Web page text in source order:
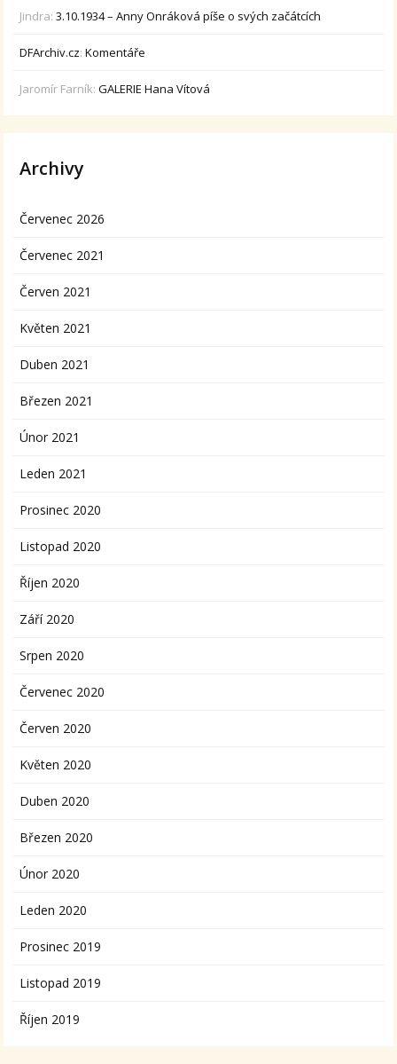
Jindra:3.10.1934 – Anny Onráková píše o svých začátcích
DFArchiv.cz:Komentáře
Jaromír Farník:GALERIE Hana Vítová
Archivy
Červenec 2026
Červenec 2021
Červen 2021
Květen 2021
Duben 2021
Březen 2021
Únor 2021
Leden 2021
Prosinec 2020
Listopad 2020
Říjen 2020
Září 2020
Srpen 2020
Červenec 2020
Červen 2020
Květen 2020
Duben 2020
Březen 2020
Únor 2020
Leden 2020
Prosinec 2019
Listopad 2019
Říjen 2019